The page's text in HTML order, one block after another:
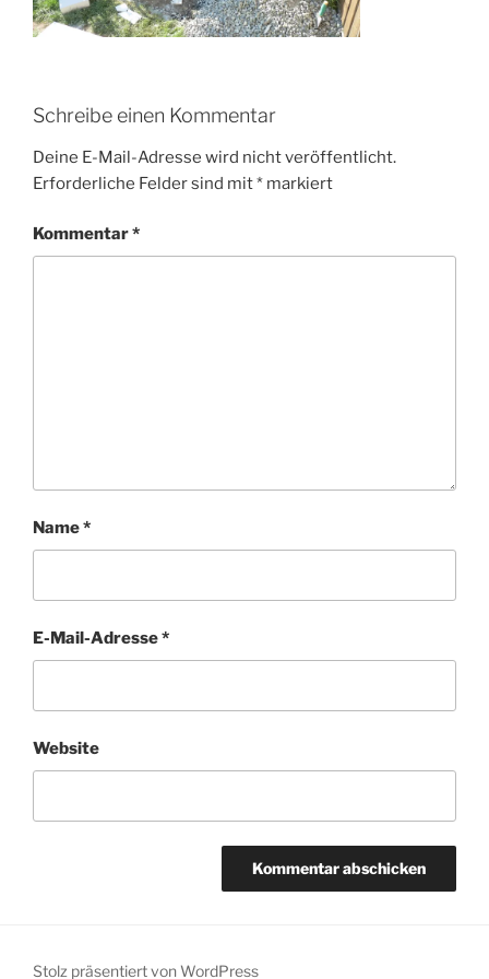
Schreibe einen Kommentar
Deine E-Mail-Adresse wird nicht veröffentlicht.
Erforderliche Felder sind mit* markiert
Kommentar*
Name*
E-Mail-Adresse*
Website
Stolz präsentiert von WordPress